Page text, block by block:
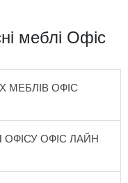
меблі Офіс
МЕБЛІВ ОФІС
ОФІС ЛАЙН